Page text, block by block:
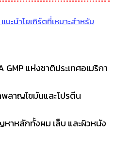
ะนำโยเกิร์ตที่เหมาะสำหรับ
GMP แห่งชาติประเทศอเมริกา
พลาญไขมันและโปรตีน
าหลักทั้งผม เล็บ และผิวหนัง